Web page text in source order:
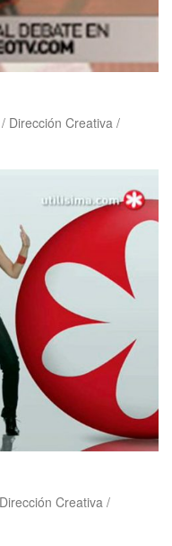
Dirección Creativa /
Creativa /